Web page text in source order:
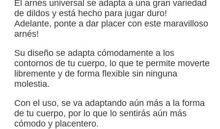
El arnés universal se adapta a una gran variedad
de dildos y está hecho para jugar duro!
Adelante, ponte a dar placer con este maravilloso
arnés!
Su diseño se adapta cómodamente a los
contornos de tu cuerpo, lo que te permite moverte
libremente y de forma flexible sin ninguna
molestia.
Con el uso, se va adaptando aún más a la forma
de tu cuerpo, por lo que lo sentirás aún más
cómodo y placentero.